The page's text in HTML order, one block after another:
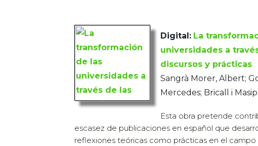
Digital: La
universidades a
discursos y prácticas
Sangrà Morer, Albert;
Mercedes; Bricall i
Esta obra pretende
escasez de publicaciones en español que
reflexiones teóricas como prácticas en el campo